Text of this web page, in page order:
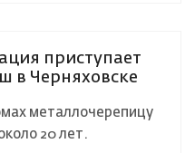
приступает
в Черняховске
металлочерепицу
20 лет.